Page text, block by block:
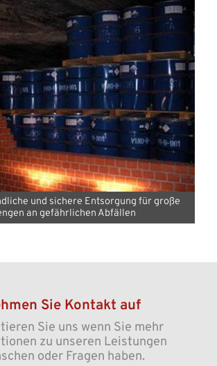
und sichere Entsorgung für große
an gefährlichen Abfällen
Sie Kontakt auf
Sie uns wenn Sie mehr
zu unseren Leistungen
oder Fragen haben.